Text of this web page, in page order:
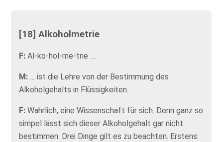
[18] Alkoholmetrie
F:Al-ko-hol-me-trie …
M:… ist die Lehre von der Bestimmung des
Alkoholgehalts in Flüssigkeiten.
F:Wahrlich, eine Wissenschaft für sich. Denn ganz so
simpel lässt sich dieser Alkoholgehalt gar nicht
bestimmen. Drei Dinge gilt es zu beachten. Erstens: